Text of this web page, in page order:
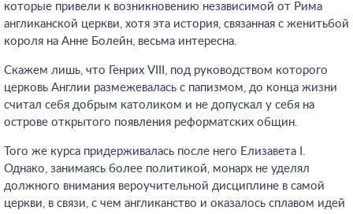
которые привели к возникновению независимой от Рима
англиканской церкви, хотя эта история, связанная с женитьбой
короля на Анне Болейн, весьма интересна.
Скажем лишь, что Генрих VIII, под руководством которого
церковь Англии размежевалась с папизмом, до конца жизни
считал себя добрым католиком и не допускал у себя на
острове открытого появления реформатских общин.
Того же курса придерживалась после него Елизавета I.
Однако, занимаясь более политикой, монарх не уделял
должного внимания вероучительной дисциплине в самой
церкви, в связи, с чем англиканство и оказалось сплавом идей